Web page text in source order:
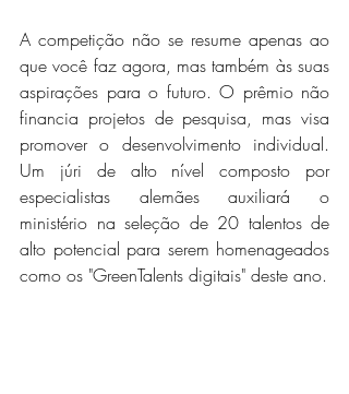
A competição não se resume apenas ao
que você faz agora, mas também às suas
aspirações para o futuro. O prêmio não
financia projetos de pesquisa, mas visa
promover o desenvolvimento individual.
Um júri de alto nível composto por
especialistas alemães auxiliará o
ministério na seleção de 20 talentos de
alto potencial para serem homenageados
como os "GreenTalents digitais" deste ano.